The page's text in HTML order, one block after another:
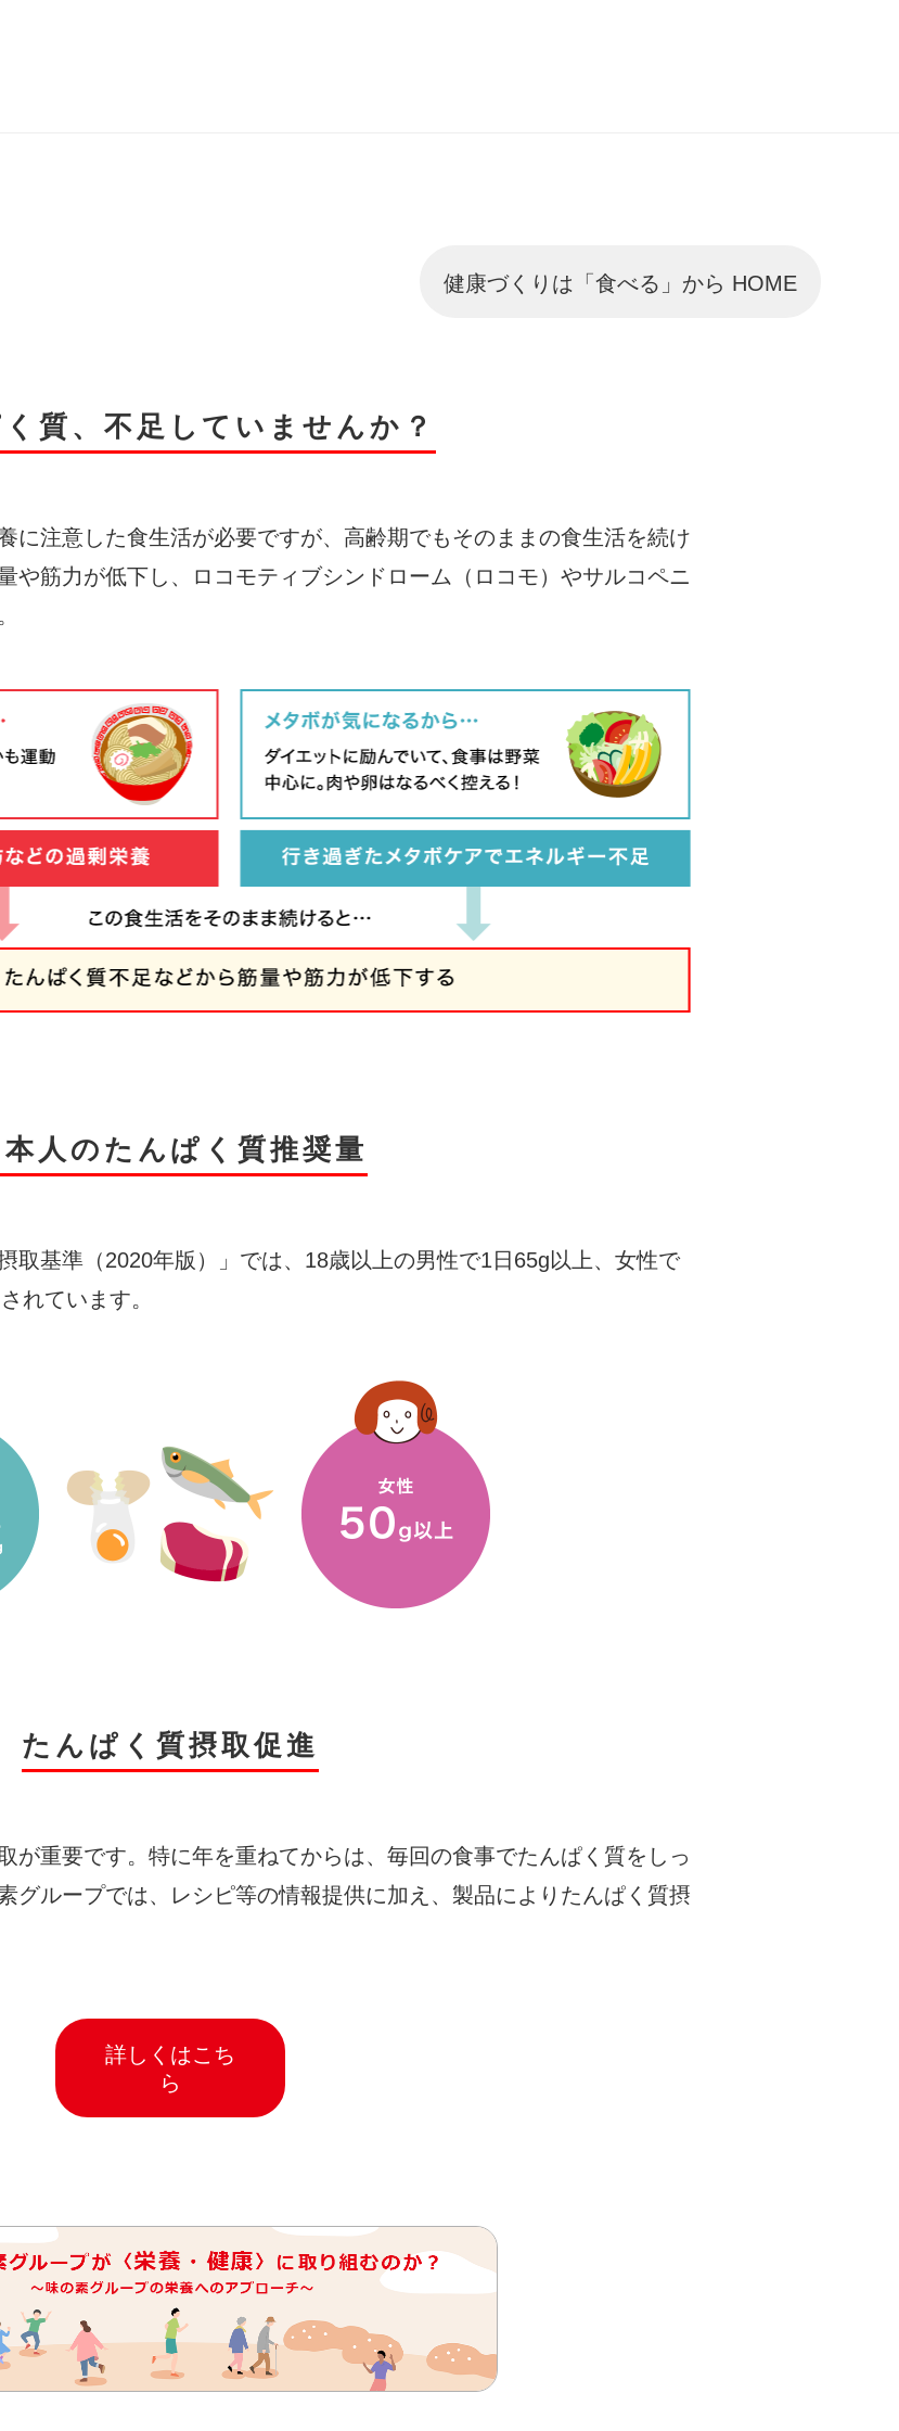
健康づくりは「食べる」から HOME
質、 不足していませんか？
に注意した食生活が必要ですが、高齢期でもそのままの食生活を続け
や筋力が低下し、ロコモティブシンドローム（ロコモ）やサルコペニ
本人のたんぱく質推奨量
取基準（2020年版）」では、18歳以上の男性で1日65g以上、女性で
れています。
たんぱく質摂取促進
が重要です。特に年を重ねてからは、毎回の食事でたんぱく質をしっ
グループでは、レシピ等の情報提供に加え、製品によりたんぱく質摂
詳しくはこち
ら